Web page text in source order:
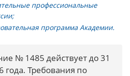
профессиональные
программа Академии.
№ 1485 действует до 31
года. Требования по